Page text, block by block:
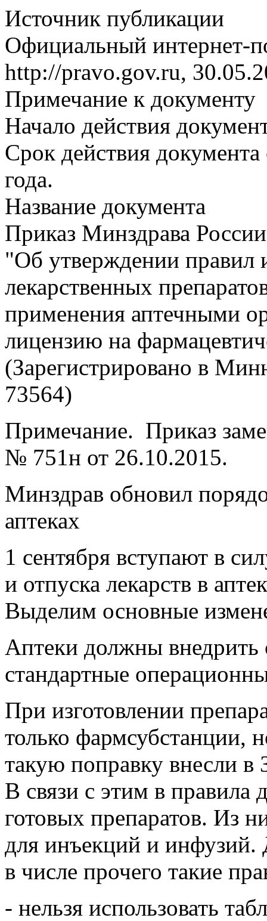
Источник публикации
Официальный интернет-
http://pravo.gov.ru,
Примечание к документу
Начало действия
Срок действия
года.
Название документа
Приказ Минздрава
"Об утверждении правил
лекарственных
применения аптечными
лицензию на
(Зарегистрировано в
73564)
Примечание. Приказ
№ 751н от 26.10.2015.
Минздрав обновил
аптеках
1 сентября вступают в
и отпуска лекарств в
Выделим основные
Аптеки должны внедрить
стандартные
При изготовлении
только фармсубстанции,
такую поправку внесли в
В связи с этим в правила
готовых препаратов. Из
для инъекций и
в числе прочего такие
- нельзя использовать